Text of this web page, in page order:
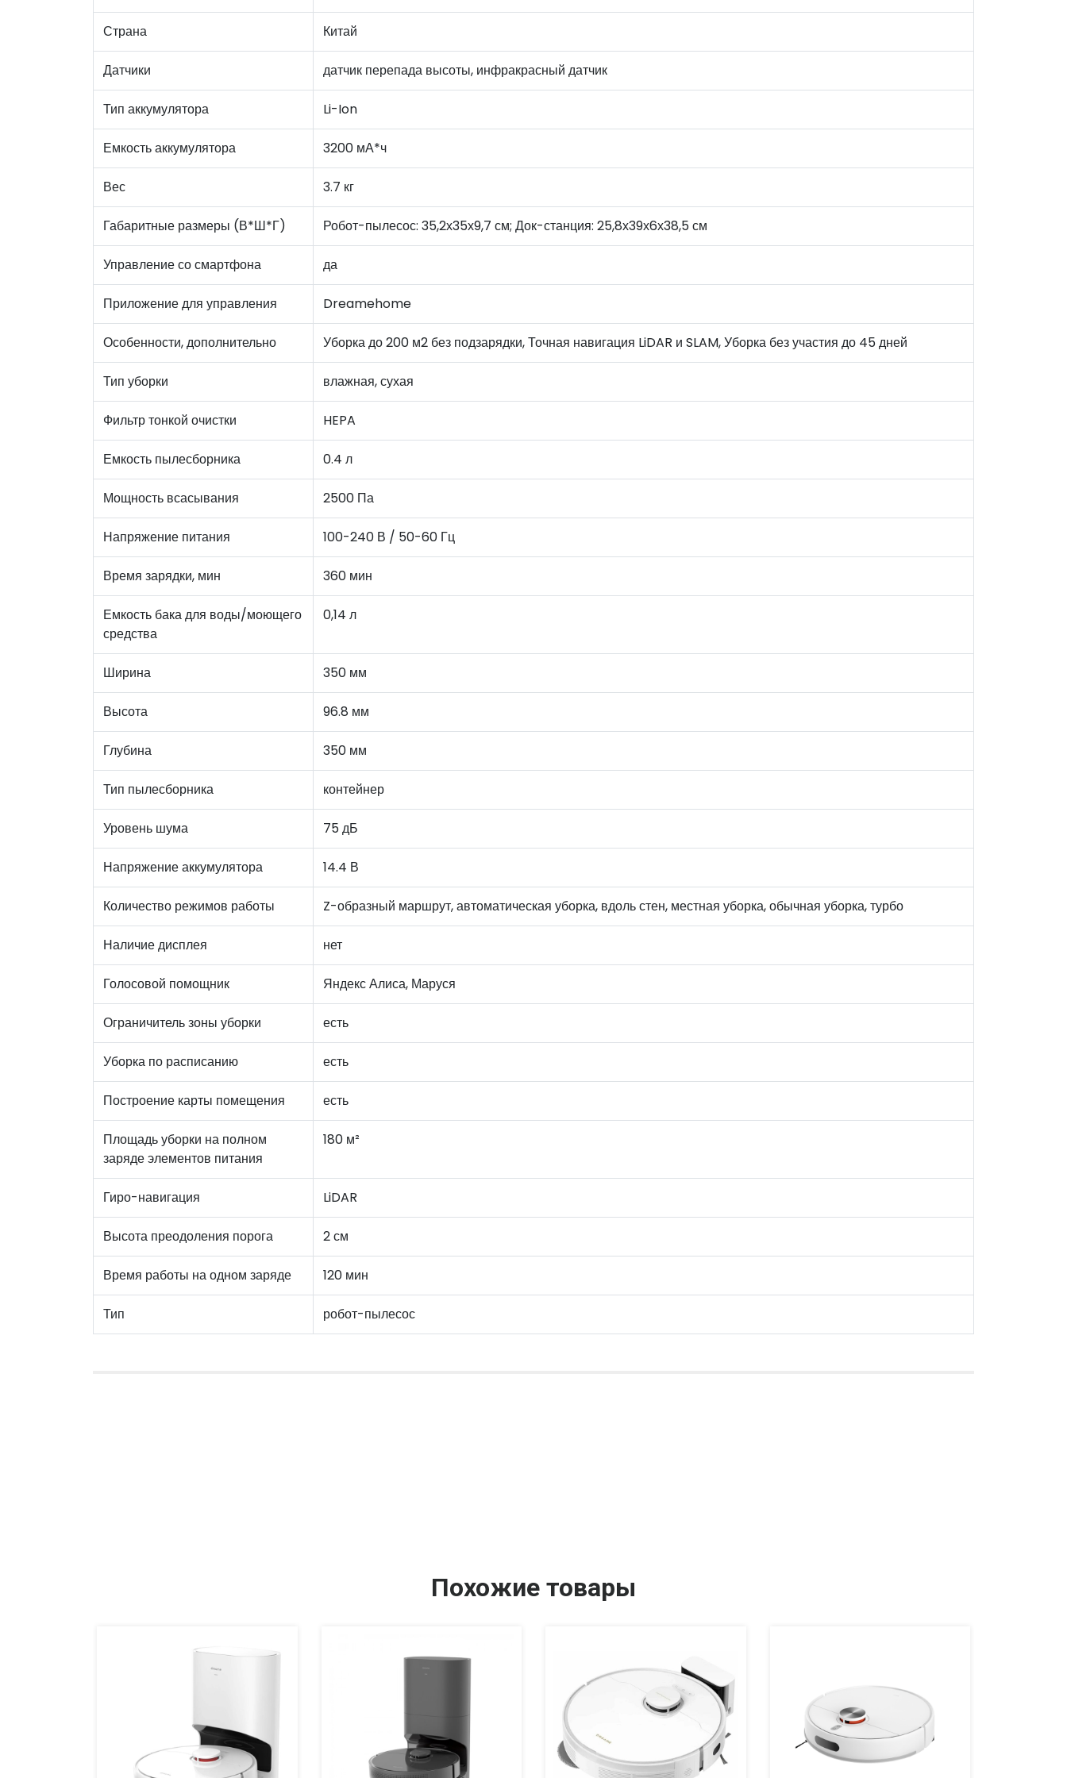
Страна Китай
Датчики датчик перепада высоты, инфракрасный датчик
Тип аккумулятора Li-Ion
Емкость аккумулятора 3200 мА*ч
Вес 3.7 кг
Габаритные размеры (В*Ш*Г) Робот-пылесос: 35,2х35х9,7 см; Док-станция: 25,8х39х6х38,5 см
Управление со смартфона да
Приложение для управления Dreamehome
Особенности, дополнительно Уборка до 200 м2 без подзарядки, Точная навигация LiDAR и SLAM, Уборка без участия до 45 дней
Тип уборки влажная, сухая
Фильтр тонкой очистки HEPA
Емкость пылесборника 0.4 л
Мощность всасывания 2500 Па
Напряжение питания 100-240 В / 50-60 Гц
Время зарядки, мин 360 мин
Емкость бака для воды/моющего
средства
0,14 л
Ширина 350 мм
Высота 96.8 мм
Глубина 350 мм
Тип пылесборника контейнер
Уровень шума 75 дБ
Напряжение аккумулятора 14.4 В
Количество режимов работы Z-образный маршрут, автоматическая уборка, вдоль стен, местная уборка, обычная уборка, турбо
Наличие дисплея нет
Голосовой помощник Яндекс Алиса, Маруся
Ограничитель зоны уборки есть
Уборка по расписанию есть
Построение карты помещения есть
Площадь уборки на полном
заряде элементов питания
180 м²
Гиро-навигация LiDAR
Высота преодоления порога 2 см
Время работы на одном заряде 120 мин
Тип робот-пылесос
Похожие товары